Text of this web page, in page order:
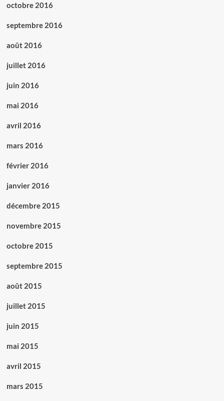
octobre 2016
septembre 2016
août 2016
juillet 2016
juin 2016
mai 2016
avril 2016
mars 2016
février 2016
janvier 2016
décembre 2015
novembre 2015
octobre 2015
septembre 2015
août 2015
juillet 2015
juin 2015
mai 2015
avril 2015
mars 2015